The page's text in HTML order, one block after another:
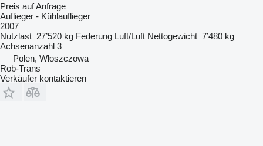
Preis auf Anfrage
Auflieger - Kühlauflieger
2007
Nutzlast 27’520 kg Federung Luft/Luft Nettogewicht 7’480 kg
Achsenanzahl 3
Polen, Włoszczowa
Rob-Trans
Verkäufer kontaktieren